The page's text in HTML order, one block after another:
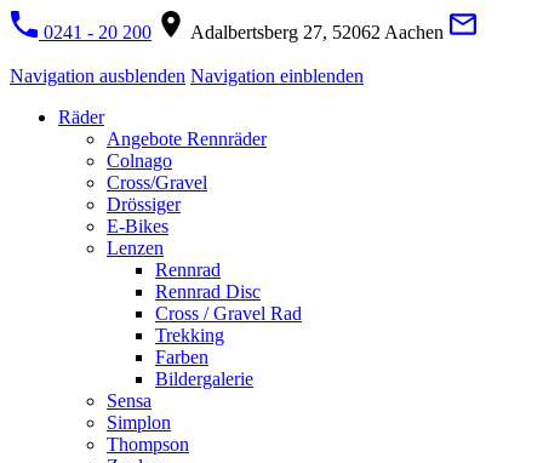
0241 - 20 200 Adalbertsberg 27, 52062 Aachen
Navigation ausblenden Navigation einblenden
Räder
Angebote Rennräder
Colnago
Cross/Gravel
Drössiger
E-Bikes
Lenzen
Rennrad
Rennrad Disc
Cross / Gravel Rad
Trekking
Farben
Bildergalerie
Sensa
Simplon
Thompson